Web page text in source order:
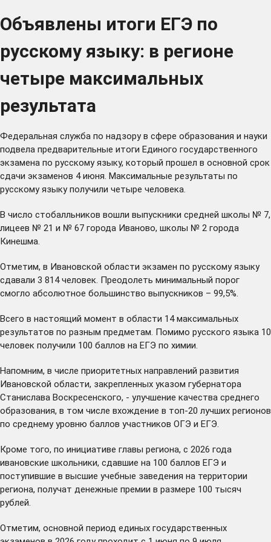
Объявлены итоги ЕГЭ по
русскому языку: в регионе
четыре максимальных
результата
Федеральная служба по надзору в сфере образования и науки
подвела предварительные итоги Единого государственного
экзамена по русскому языку, который прошел в основной срок
сдачи экзаменов 4 июня. Максимальные результаты по
русскому языку получили четыре человека.
В число стобалльников вошли выпускники средней школы № 7,
лицеев № 21 и № 67 города Иваново, школы № 2 города
Кинешма.
Отметим, в Ивановской области экзамен по русскому языку
сдавали 3 814 человек. Преодолеть минимальный порог
смогло абсолютное большинство выпускников – 99,5%.
Всего в настоящий момент в области 14 максимальных
результатов по разным предметам. Помимо русского языка 10
человек получили 100 баллов на ЕГЭ по химии.
Напомним, в числе приоритетных направлений развития
Ивановской области, закрепленных указом губернатора
Станислава Воскресенского, - улучшение качества среднего
образования, в том числе вхождение в топ-20 лучших регионов
по среднему уровню баллов участников ОГЭ и ЕГЭ.
Кроме того, по инициативе главы региона, с 2026 года
ивановские школьники, сдавшие на 100 баллов ЕГЭ и
поступившие в высшие учебные заведения на территории
региона, получат денежные премии в размере 100 тысяч
рублей.
Отметим, основной период единых государственных